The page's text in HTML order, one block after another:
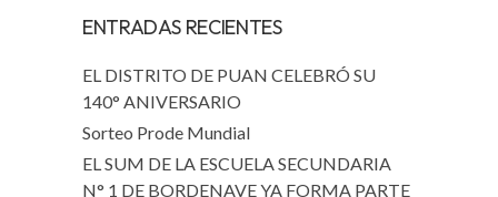
ENTRADAS RECIENTES
EL DISTRITO DE PUAN CELEBRÓ SU
140° ANIVERSARIO
Sorteo Prode Mundial
EL SUM DE LA ESCUELA SECUNDARIA
N° 1 DE BORDENAVE YA FORMA PARTE